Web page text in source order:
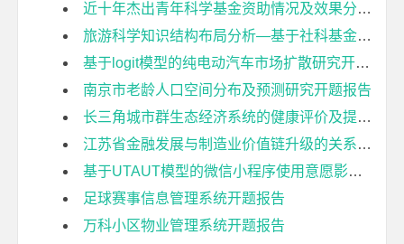
近十年杰出青年科学基金资助情况及效果分析开题报告
旅游科学知识结构布局分析—基于社科基金项目的计量分析开题报告
基于logit模型的纯电动汽车市场扩散研究开题报告
南京市老龄人口空间分布及预测研究开题报告
长三角城市群生态经济系统的健康评价及提升策略研究开题报告
江苏省金融发展与制造业价值链升级的关系研究开题报告
基于UTAUT模型的微信小程序使用意愿影响因素研究开题报告
足球赛事信息管理系统开题报告
万科小区物业管理系统开题报告